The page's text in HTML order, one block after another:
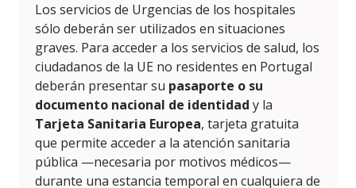
Los servicios de Urgencias de los hospitales
sólo deberán ser utilizados en situaciones
graves. Para acceder a los servicios de salud, los
ciudadanos de la UE no residentes en Portugal
deberán presentar su pasaporte o su
documento nacional de identidad y la
Tarjeta Sanitaria Europea, tarjeta gratuita
que permite acceder a la atención sanitaria
pública —necesaria por motivos médicos—
durante una estancia temporal en cualquiera de